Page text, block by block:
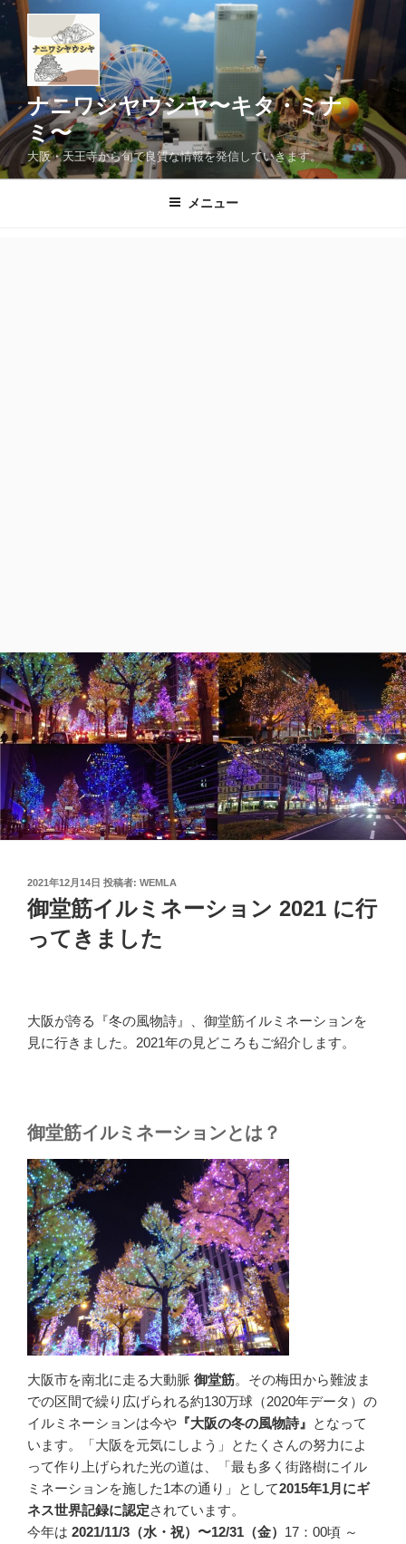
コ
ン
ツ
へ
ス
キ
ッ
ナニワシヤウシヤ〜キタ・ミナ
ミ〜
大阪・天王寺から旬で良質な情報を発信していきます。
メニュー
投
稿
日:
2021年12月14日 投稿者: WEMLA
御堂筋イルミネーション 2021 に行
ってきました
大阪が誇る『冬の風物詩』、御堂筋イルミネーションを
見に行きました。2021年の見どころもご紹介します。
御堂筋イルミネーションとは？
大阪市を南北に走る大動脈 御堂筋。その梅田から難波ま
での区間で繰り広げられる約130万球（2020年データ）の
イルミネーションは今や 『大阪の冬の風物詩』 となって
います。「大阪を元気にしよう」とたくさんの努力によ
って作り上げられた光の道は、「最も多く街路樹にイル
ミネーションを施した1本の通り」として2015年1月にギ
ネス世界記録に認定されています。
今年は 2021/11/3（水・祝）〜12/31（金） 17：00頃 ～